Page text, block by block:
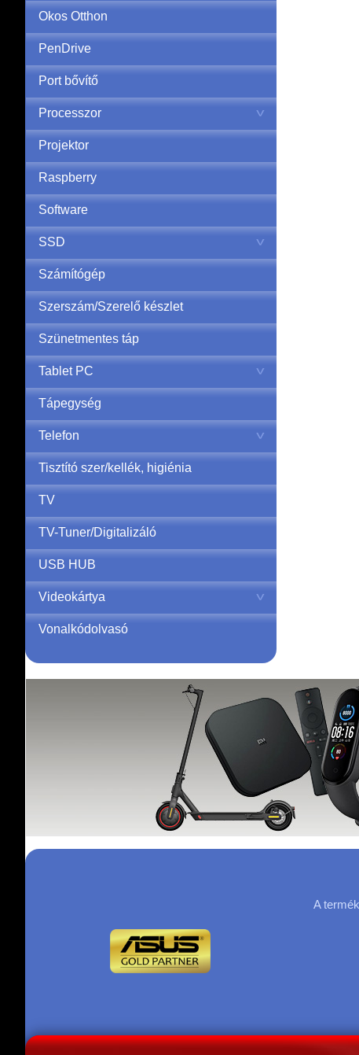
Okos Otthon
PenDrive
Port bővítő
Processzor
Projektor
Raspberry
Software
SSD
Számítógép
Szerszám/Szerelő készlet
Szünetmentes táp
Tablet PC
Tápegység
Telefon
Tisztító szer/kellék, higiénia
TV
TV-Tuner/Digitalizáló
USB HUB
Videokártya
Vonalkódolvasó
A